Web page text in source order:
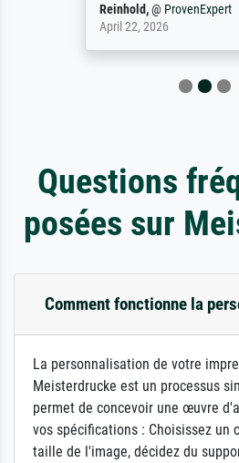
Reinhold,@ProvenExpert
April 22, 2026
Questions
posées sur
Comment fonctionne la
La personnalisation de votre
Meisterdrucke est un processus
permet de concevoir une œuvre
vos spécifications : Choisissez un
taille de l'image, décidez du